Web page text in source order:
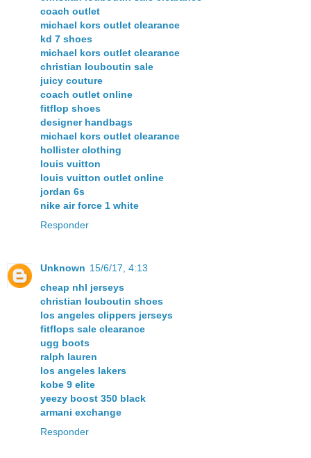
coach outlet
michael kors outlet clearance
kd 7 shoes
michael kors outlet clearance
christian louboutin sale
juicy couture
coach outlet online
fitflop shoes
designer handbags
michael kors outlet clearance
hollister clothing
louis vuitton
louis vuitton outlet online
jordan 6s
nike air force 1 white
Responder
Unknown 15/6/17, 4:13
cheap nhl jerseys
christian louboutin shoes
los angeles clippers jerseys
fitflops sale clearance
ugg boots
ralph lauren
los angeles lakers
kobe 9 elite
yeezy boost 350 black
armani exchange
Responder